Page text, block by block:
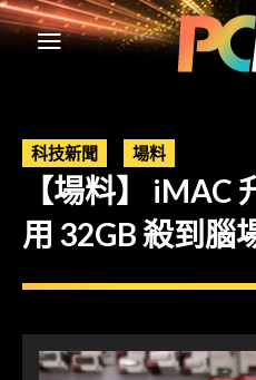
科技新聞 場料
【場料】
用 32GB 殺到腦